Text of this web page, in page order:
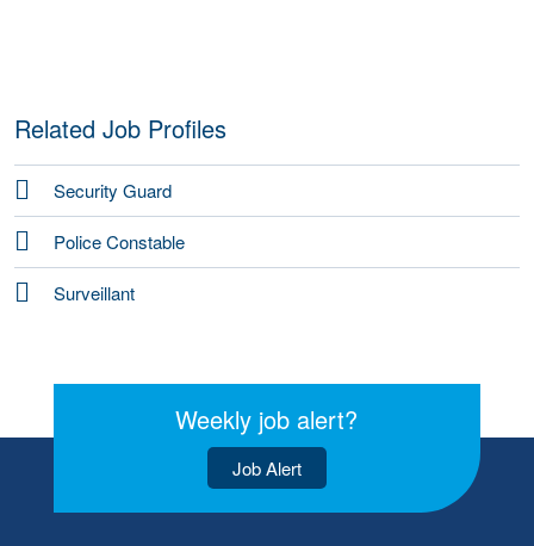
Related Job Profiles
Security Guard
Police Constable
Surveillant
Weekly job alert?
Job Alert